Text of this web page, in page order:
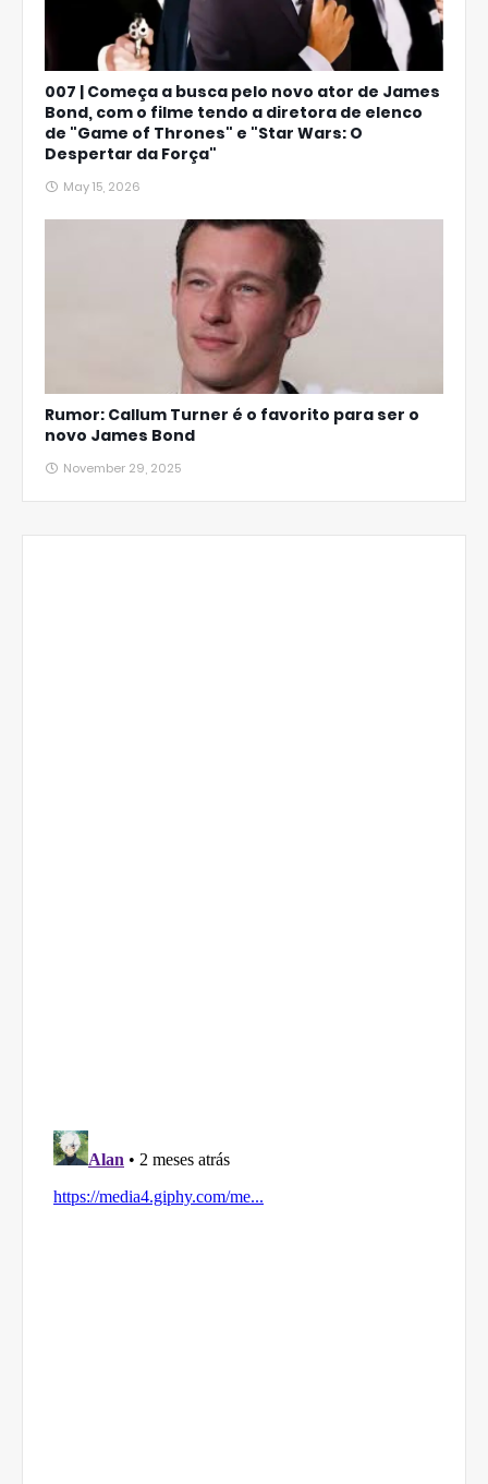
007 | Começa a busca pelo novo ator de James
Bond, com o filme tendo a diretora de elenco
de "Game of Thrones" e "Star Wars: O
Despertar da Força"
May 15, 2026
Rumor: Callum Turner é o favorito para ser o
novo James Bond
November 29, 2025